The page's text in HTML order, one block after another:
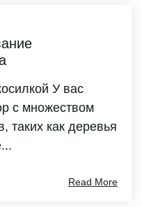
У вас
с множеством
как деревья
Read More